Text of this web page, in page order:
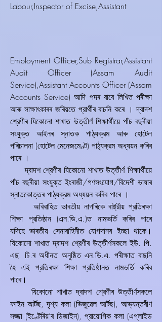
Labour,Inspector of Excise,Assistant
Employment Officer,Sub Registrar,Assistant
Audit Officer (Assam Audit
Service),Assistant Accounts Officer (Assam
Accounts Service) আদি পদৰ বাবে লিখিত পৰীক্ষা
আৰু সাক্ষাৎকাৰৰ জৰিয়তে প্রাৰ্থীৰ বাচনি কৰে । দ্বাদশ
শ্রেণীৰ যিকোনো শাখাত উত্তীৰ্ণ শিক্ষাৰ্থীয়ে পাঁচ বছৰীয়া
সংযুক্ত আইনৰ স্নাতক পাঠ্যক্রম আৰু হোটেল
পৰিচালনা (হোটেল মেনেজমেণ্ট) পাঠ্যক্রম অধ্যয়ন কৰিব
পাৰে ।
দ্বাদশ শ্রেণীৰ যিকোনো শাখাত উত্তীৰ্ণ শিক্ষাৰ্থীয়ে
পাঁচ বছৰীয়া সংযুক্ত ইংৰাজী/গণসংযোগ/বিদেশী ভাষাৰ
স্নাতকোত্তৰ পাঠ্যক্রম অধ্যয়ন কৰিব পাৰে ।
অবিবাহিত ভাৰতীয় নাগৰিকে ৰাষ্ট্রীয় প্রতিৰক্ষা
শিক্ষা প্রতিষ্ঠান (এন.ডি.এ.)ত নামভৰ্তি কৰিব পাৰে
যদিহে ভাৰতীয় সেনাবাহিনীত যোগদানৰ ইচ্ছা থাকে।
যিকোনো শাখাত দ্বাদশ শ্রেণীৰ উত্তীৰ্ণসকলে ইউ. পি.
এছ. চি.ৰ অধীনত অনুষ্ঠিত এন.ডি.এ. পৰীক্ষাত বাছনি
হৈ এই প্রতিৰক্ষা শিক্ষা প্রতিষ্ঠানত নামভৰ্তি কৰিব
পাৰে।
যিকোনো শাখাত দ্বাদশ শ্রেণীৰ উত্তীৰ্ণসকলে
ফাইন আৰ্টছ, দৃশ্য কলা (ভিজুৱেল আৰ্টছ), আভ্যন্তৰীণ
সজ্জা (ইণ্টেৰিয়’ৰ ডিজাইন), প্রায়োগিক কলা (এপ্লাইড